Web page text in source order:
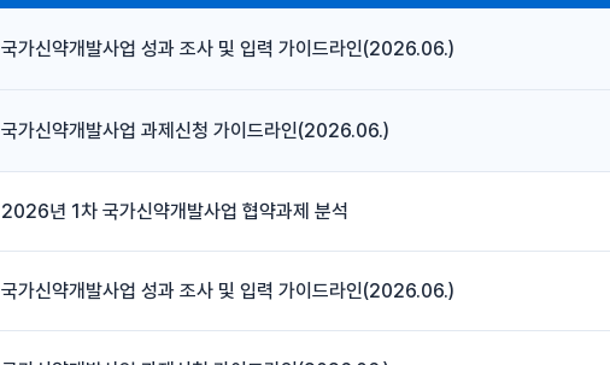
국가신약개발사업 성과 조사 및 입력 가이드라인(2026.06.)
국가신약개발사업 과제신청 가이드라인(2026.06.)
2026년 1차 국가신약개발사업 협약과제 분석
국가신약개발사업 성과 조사 및 입력 가이드라인(2026.06.)